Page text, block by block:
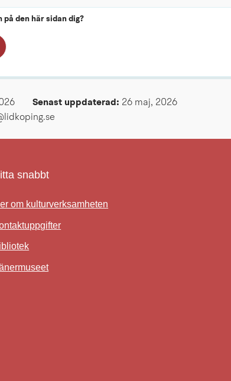
den här sidan dig?
Senast uppdaterad: 26 maj, 2026
snabbt
om kulturverksamheten
Länk till annan webbplats.